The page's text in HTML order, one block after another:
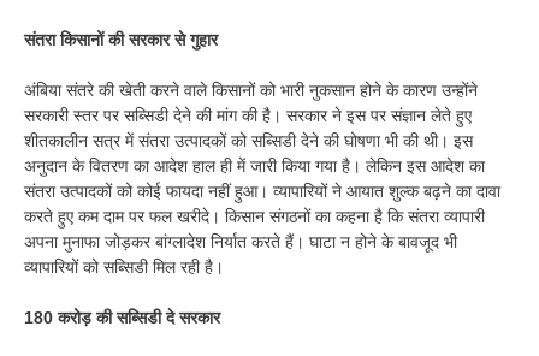
संतरा किसानों की सरकार से गुहार
अंबिया संतरे की खेती करने वाले किसानों को भारी नुकसान होने के कारण उन्होंने
सरकारी स्तर पर सब्सिडी देने की मांग की है। सरकार ने इस पर संज्ञान लेते हुए
शीतकालीन सत्र में संतरा उत्पादकों को सब्सिडी देने की घोषणा भी की थी। इस
अनुदान के वितरण का आदेश हाल ही में जारी किया गया है। लेकिन इस आदेश का
संतरा उत्पादकों को कोई फायदा नहीं हुआ। व्यापारियों ने आयात शुल्क बढ़ने का दावा
करते हुए कम दाम पर फल खरीदे। किसान संगठनों का कहना है कि संतरा व्यापारी
अपना मुनाफा जोड़कर बांग्लादेश निर्यात करते हैं। घाटा न होने के बावजूद भी
व्यापारियों को सब्सिडी मिल रही है।
180 करोड़ की सब्सिडी दे सरकार